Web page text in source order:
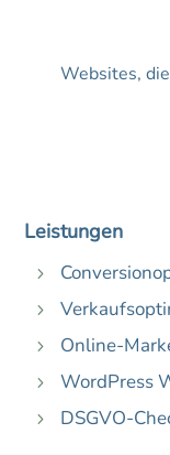
Websites,
Leistungen
5
5
5 Online-
5 WordPress
5 DSGVO-